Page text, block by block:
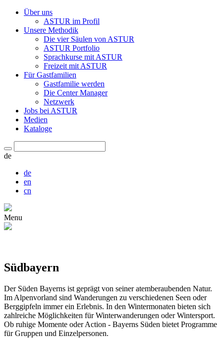
Über uns
ASTUR im Profil
Unsere Methodik
Die vier Säulen von ASTUR
ASTUR Portfolio
Sprachkurse mit ASTUR
Freizeit mit ASTUR
Für Gastfamilien
Gastfamilie werden
Die Center Manager
Netzwerk
Jobs bei ASTUR
Medien
Kataloge
de
de
en
cn
Menu
Südbayern
Der Süden Bayerns ist geprägt von seiner atemberaubenden Natur.
Im Alpenvorland sind Wanderungen zu verschiedenen Seen oder
Berggipfeln immer ein Erlebnis. In den Wintermonaten bieten sich
zahlreiche Möglichkeiten für Winterwanderungen oder Wintersport.
Ob ruhige Momente oder Action - Bayerns Süden bietet Programme
für Gruppen und Einzelpersonen.